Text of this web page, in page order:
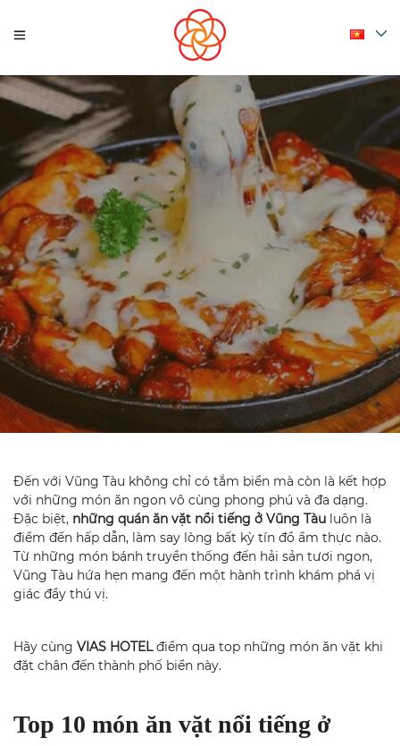
Đến với Vũng Tàu không chỉ có tắm biển mà còn là kết hợp
với những món ăn ngon vô cùng phong phú và đa dạng.
Đặc biệt, những quán ăn vặt nổi tiếng ở Vũng Tàu luôn là
điểm đến hấp dẫn, làm say lòng bất kỳ tín đồ ẩm thực nào.
Từ những món bánh truyền thống đến hải sản tươi ngon,
Vũng Tàu hứa hẹn mang đến một hành trình khám phá vị
giác đầy thú vị.
Hãy cùng VIAS HOTELđiểm qua top những món ăn vặt khi
đặt chân đến thành phố biển này.
Top 10 món ăn vặt nổi tiếng ở